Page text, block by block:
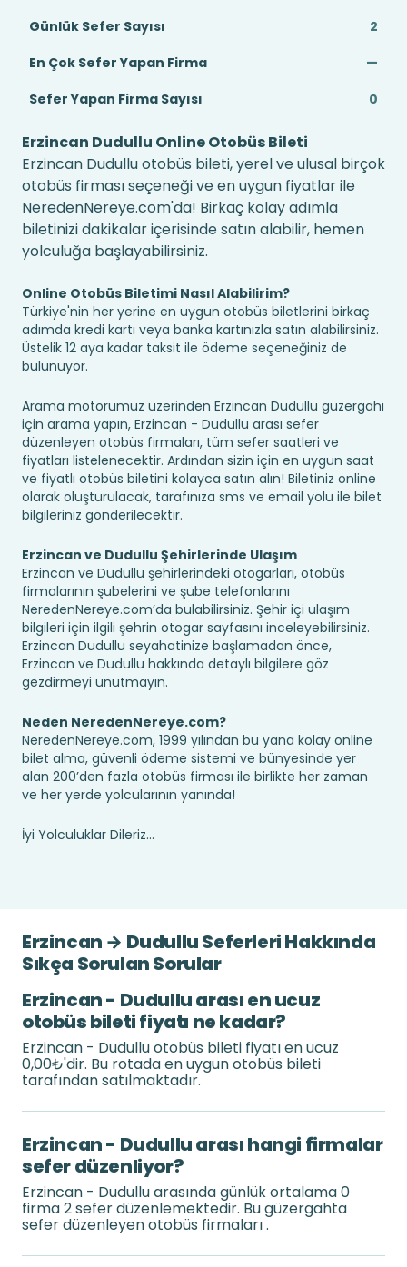
Günlük Sefer Sayısı
2
En Çok Sefer Yapan Firma
—
Sefer Yapan Firma Sayısı
0
Erzincan Dudullu Online Otobüs Bileti
Erzincan Dudullu otobüs bileti, yerel ve ulusal birçok
otobüs firması seçeneği ve en uygun fiyatlar ile
NeredenNereye.com'da! Birkaç kolay adımla
biletinizi dakikalar içerisinde satın alabilir, hemen
yolculuğa başlayabilirsiniz.
Online Otobüs Biletimi Nasıl Alabilirim?
Türkiye'nin her yerine en uygun otobüs biletlerini birkaç
adımda kredi kartı veya banka kartınızla satın alabilirsiniz.
Üstelik 12 aya kadar taksit ile ödeme seçeneğiniz de
bulunuyor.
Arama motorumuz üzerinden Erzincan Dudullu güzergahı
için arama yapın, Erzincan - Dudullu arası sefer
düzenleyen otobüs firmaları, tüm sefer saatleri ve
fiyatları listelenecektir. Ardından sizin için en uygun saat
ve fiyatlı otobüs biletini kolayca satın alın! Biletiniz online
olarak oluşturulacak, tarafınıza sms ve email yolu ile bilet
bilgileriniz gönderilecektir.
Erzincan ve Dudullu Şehirlerinde Ulaşım
Erzincan ve Dudullu şehirlerindeki otogarları, otobüs
firmalarının şubelerini ve şube telefonlarını
NeredenNereye.com’da bulabilirsiniz. Şehir içi ulaşım
bilgileri için ilgili şehrin otogar sayfasını inceleyebilirsiniz.
Erzincan Dudullu seyahatinize başlamadan önce,
Erzincan ve Dudullu hakkında detaylı bilgilere göz
gezdirmeyi unutmayın.
Neden NeredenNereye.com?
NeredenNereye.com, 1999 yılından bu yana kolay online
bilet alma, güvenli ödeme sistemi ve bünyesinde yer
alan 200’den fazla otobüs firması ile birlikte her zaman
ve her yerde yolcularının yanında!
İyi Yolculuklar Dileriz...
Erzincan → Dudullu Seferleri Hakkında
Sıkça Sorulan Sorular
Erzincan - Dudullu arası en ucuz
otobüs bileti fiyatı ne kadar?
Erzincan - Dudullu otobüs bileti fiyatı en ucuz
0,00₺'dir. Bu rotada en uygun otobüs bileti
tarafından satılmaktadır.
Erzincan - Dudullu arası hangi firmalar
sefer düzenliyor?
Erzincan - Dudullu arasında günlük ortalama 0
firma 2 sefer düzenlemektedir. Bu güzergahta
sefer düzenleyen otobüs firmaları .